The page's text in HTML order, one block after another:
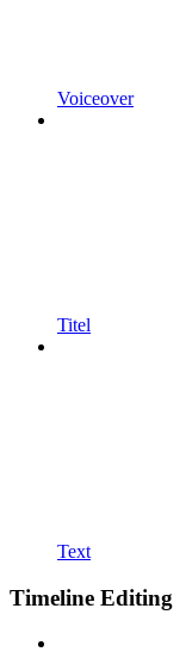
Voiceover
Titel
Text
Timeline Editing